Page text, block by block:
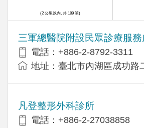
三軍總醫院附設民眾診療服務
電話：+886-2-8792-3311
地址：臺北市內湖區成功路
凡登整形外科診所
電話：+886-2-27038858
(2 公里以內, 共 189 筆)